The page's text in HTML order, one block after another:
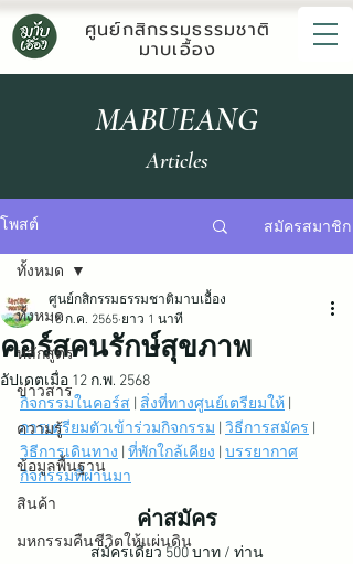
ศูนย์กสิกรรมธรรมชาติ
มาบเอื้อง
MABUEANG
Articles
โพสต์ สมัครสมาชิก
ทั้งหมด
หลักสูตร
ข่าวสาร
ความรู้
ข้อมูลพื้นฐาน
สินค้า
มหกรรมคืนชีวิตให้แผ่นดิน
ทั้งหมด
คอร์สคนรักษ์สุขภาพ
ศูนย์กสิกรรมธรรมชาติมาบเอื้อง
18 ก.ค. 2565 ยาว 1 นาที
อัปเดตเมื่อ 12 ก.พ. 2568
กิจกรรมในคอร์ส
สิ่งที่ทางศูนย์เตรียมให้
การเตรียมตัวเข้าร่วมกิจกรรม วิธีการสมัคร
วิธีการเดินทาง ที่พักใกล้เคียง บรรยากาศ
กิจกรรมที่ผ่านมา
ค่าสมัคร
สมัครเดี่ยว 500 บาท / ท่าน